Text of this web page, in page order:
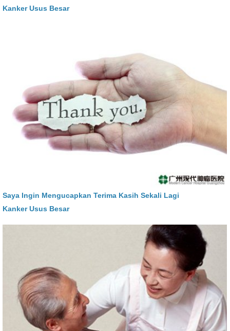
Kanker Usus Besar
Saya Ingin Mengucapkan Terima Kasih Sekali Lagi
Kanker Usus Besar